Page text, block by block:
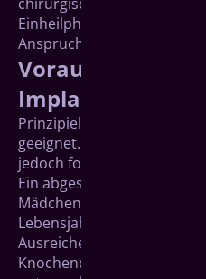
Einheilphase nach der
Anspruch.
Voraussetzungen
Prinzipiell sind Implantate
geeignet. Für eine
jedoch folgende
Ein abgeschlossenes
Mädchen ab etwa dem 16.,
Lebensjahr der Fall.
Ausreichende
Knochenqualität. Der